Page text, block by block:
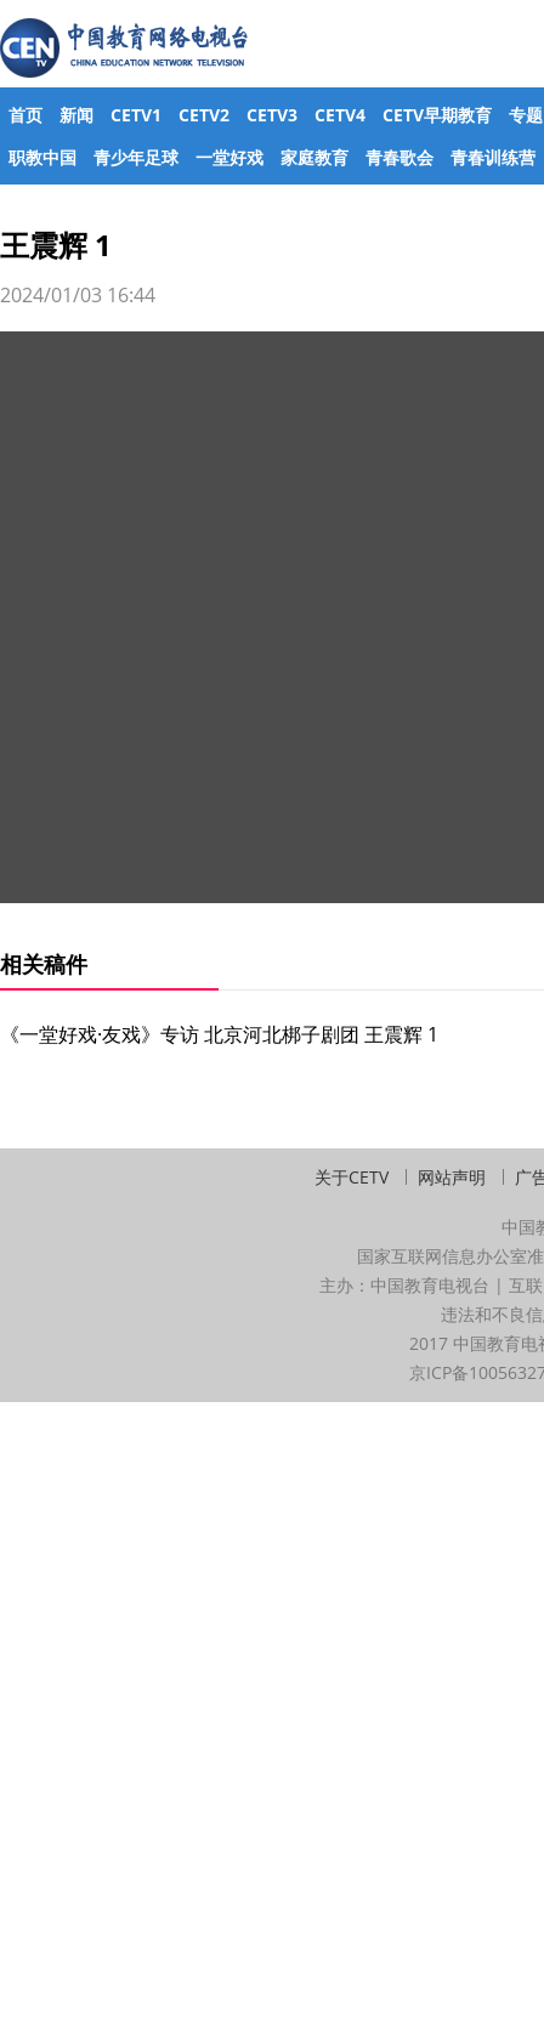
首页 新闻 CETV1 CETV2 CETV3 CETV4 CETV早期教育
专题
职教中国
青少年足球 一堂好戏 家庭教育 青春歌会 青春训练营
王震辉 1
2024/01/03 16:44
相关稿件
《一堂好戏·友戏》专访 北京河北梆子剧团 王震辉 1
关于CETV 网站声明 广
中国
国家互联网信息办公室
主办：中国教育电视台 | 互
违法和不良
2017 中国教育
京ICP备